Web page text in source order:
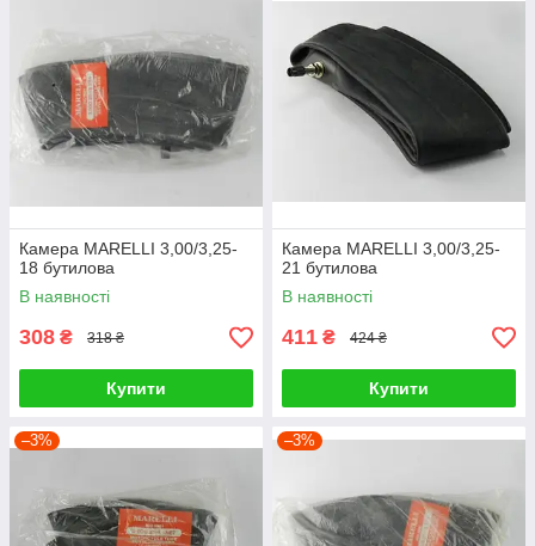
Камера MARELLI 3,00/3,25-
18 бутилова
В наявності
308 ₴ 318 ₴
Купити
Камера MARELLI 3,00/3,25-
21 бутилова
В наявності
411 ₴ 424 ₴
Купити
–3% –3%